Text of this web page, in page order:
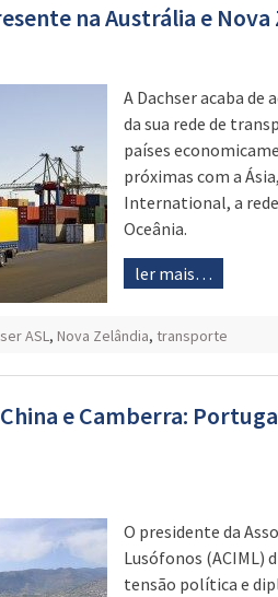
na Austrália e
A Dachser acaba de
da sua rede de
países
próximas com a
International, a
Oceânia.
ler mais…
ASL , Nova Zelândia, transporte
e Camberra:
O presidente da
Lusófonos (ACIML)
tensão política e